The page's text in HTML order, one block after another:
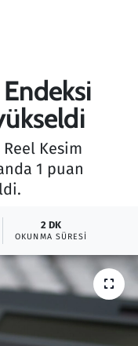
Kesim
1 puan
2 DK
OKUNMA SÜRESI